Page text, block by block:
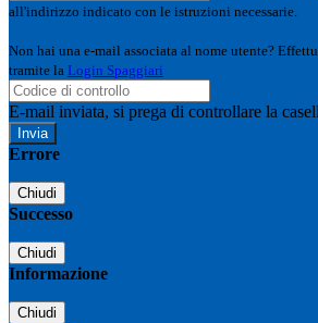
all'indirizzo indicato con le istruzioni necessarie.
Non hai una e-mail associata al nome utente?
tramite la Login Spaggiari
E-mail inviata, si prega di controllare la
Errore
Chiudi
Successo
Chiudi
Informazione
Chiudi